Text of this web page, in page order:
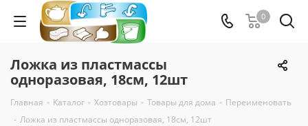
0
Ложка из пластмассы
одноразовая, 18см, 12шт
Главная - Каталог - Хозтовары - Товары для дома - Переименовать
- Ложка из пластмассы одноразовая, 18см, 12шт